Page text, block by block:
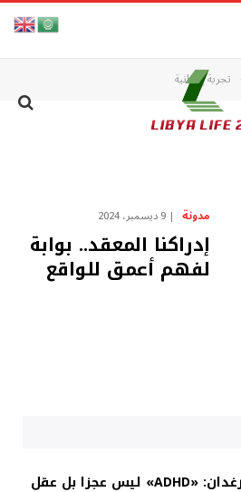
تجربة إنسانية
مدونة 9 ديسمبر، 2024
إدراكنا المعقد.. بوابة
لفهم أعمق للواقع
خالد رغدان: «ADHD» ليس عجزا بل عقل